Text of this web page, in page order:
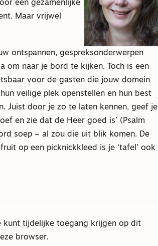
een gezamenlijke
Maar vrijwel
ontspannen, gespreksonderwerpen
om naar je bord te kijken. Toch is een
voor de gasten die jouw domein
veilige plek openstellen en hun best
Juist door je zo te laten kennen, geef je
en zie dat de Heer goed is’ (Psalm
soep – al zou die uit blik komen. De
op een picknickkleed is je ‘tafel’ ook
kunt tijdelijke toegang krijgen op dit
browser.